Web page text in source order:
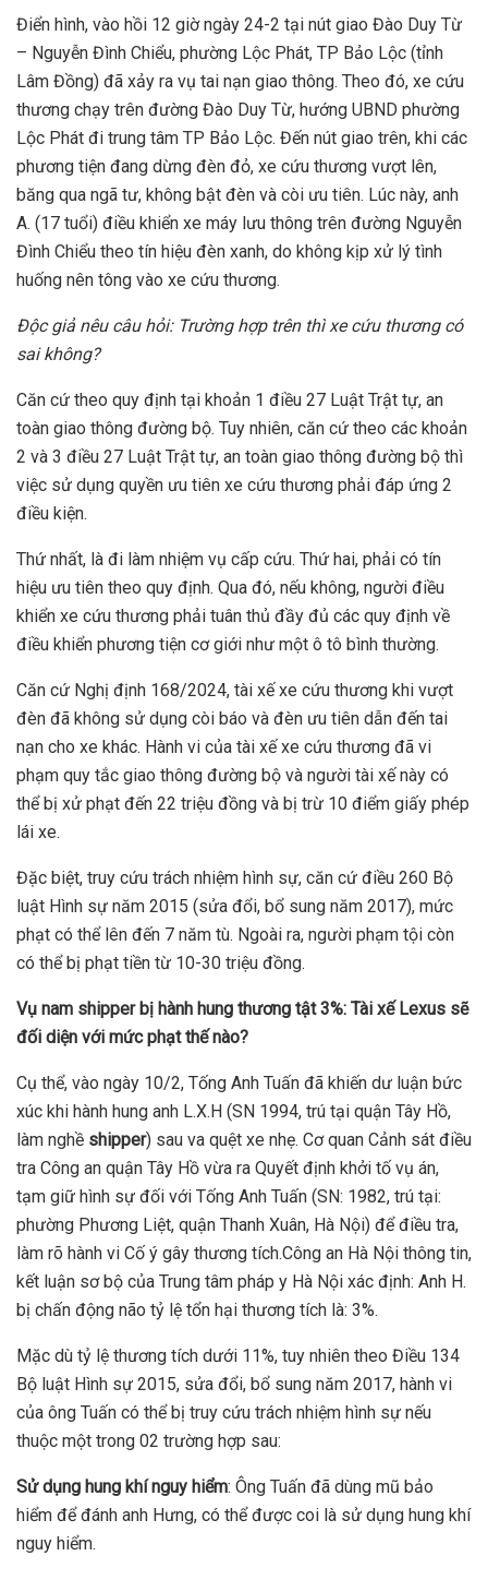
Điển hình, vào hồi 12 giờ ngày 24-2 tại nút giao Đào Duy Từ
– Nguyễn Đình Chiểu, phường Lộc Phát, TP Bảo Lộc (tỉnh
Lâm Đồng) đã xảy ra vụ tai nạn giao thông. Theo đó, xe cứu
thương chạy trên đường Đào Duy Từ, hướng UBND phường
Lộc Phát đi trung tâm TP Bảo Lộc. Đến nút giao trên, khi các
phương tiện đang dừng đèn đỏ, xe cứu thương vượt lên,
băng qua ngã tư, không bật đèn và còi ưu tiên. Lúc này, anh
A. (17 tuổi) điều khiển xe máy lưu thông trên đường Nguyễn
Đình Chiểu theo tín hiệu đèn xanh, do không kịp xử lý tình
huống nên tông vào xe cứu thương.
Độc giả nêu câu hỏi: Trường hợp trên thì xe cứu thương có
sai không?
Căn cứ theo quy định tại khoản 1 điều 27 Luật Trật tự, an
toàn giao thông đường bộ. Tuy nhiên, căn cứ theo các khoản
2 và 3 điều 27 Luật Trật tự, an toàn giao thông đường bộ thì
việc sử dụng quyền ưu tiên xe cứu thương phải đáp ứng 2
điều kiện.
Thứ nhất, là đi làm nhiệm vụ cấp cứu. Thứ hai, phải có tín
hiệu ưu tiên theo quy định. Qua đó, nếu không, người điều
khiển xe cứu thương phải tuân thủ đầy đủ các quy định về
điều khiển phương tiện cơ giới như một ô tô bình thường.
Căn cứ Nghị định 168/2024, tài xế xe cứu thương khi vượt
đèn đã không sử dụng còi báo và đèn ưu tiên dẫn đến tai
nạn cho xe khác. Hành vi của tài xế xe cứu thương đã vi
phạm quy tắc giao thông đường bộ và người tài xế này có
thể bị xử phạt đến 22 triệu đồng và bị trừ 10 điểm giấy phép
lái xe.
Đặc biệt, truy cứu trách nhiệm hình sự, căn cứ điều 260 Bộ
luật Hình sự năm 2015 (sửa đổi, bổ sung năm 2017), mức
phạt có thể lên đến 7 năm tù. Ngoài ra, người phạm tội còn
có thể bị phạt tiền từ 10-30 triệu đồng.
Vụ nam shipper bị hành hung thương tật 3%: Tài xế Lexus sẽ
đối diện với mức phạt thế nào?
Cụ thể, vào ngày 10/2, Tống Anh Tuấn đã khiến dư luận bức
xúc khi hành hung anh L.X.H (SN 1994, trú tại quận Tây Hồ,
làm nghề shipper) sau va quệt xe nhẹ. Cơ quan Cảnh sát điều
tra Công an quận Tây Hồ vừa ra Quyết định khởi tố vụ án,
tạm giữ hình sự đối với Tống Anh Tuấn (SN: 1982, trú tại:
phường Phương Liệt, quận Thanh Xuân, Hà Nội) để điều tra,
làm rõ hành vi Cố ý gây thương tích.Công an Hà Nội thông tin,
kết luận sơ bộ của Trung tâm pháp y Hà Nội xác định: Anh H.
bị chấn động não tỷ lệ tổn hại thương tích là: 3%.
Mặc dù tỷ lệ thương tích dưới 11%, tuy nhiên theo Điều 134
Bộ luật Hình sự 2015, sửa đổi, bổ sung năm 2017, hành vi
của ông Tuấn có thể bị truy cứu trách nhiệm hình sự nếu
thuộc một trong 02 trường hợp sau:
Sử dụng hung khí nguy hiểm: Ông Tuấn đã dùng mũ bảo
hiểm để đánh anh Hưng, có thể được coi là sử dụng hung khí
nguy hiểm.